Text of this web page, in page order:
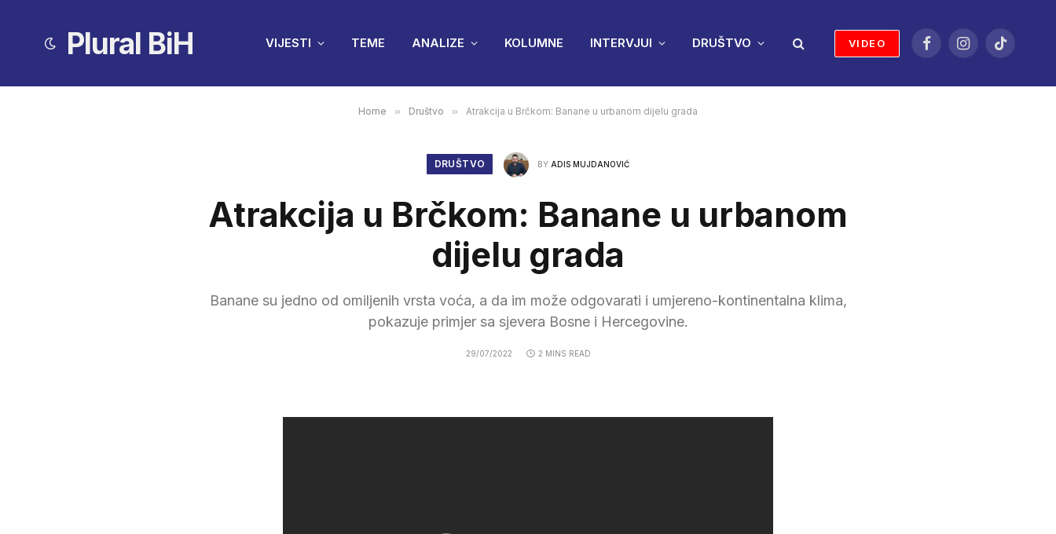
Plural BiH VIJESTI TEME ANALIZE KOLUMNE INTERVJUI DRUŠTVO VIDEO
FacebookInstagramTikTok
Home » Društvo » Atrakcija u Brčkom: Banane u urbanom dijelu grada
DRUŠTVO BY ADIS MUJDANOVIĆ
Atrakcija u Brčkom: Banane u urbanom
dijelu grada
Banane su jedno od omiljenih vrsta voća, a da im može odgovarati i umjereno-kontinentalna klima,
pokazuje primjer sa sjevera Bosne i Hercegovine.
29/07/2022 2 MINS READ